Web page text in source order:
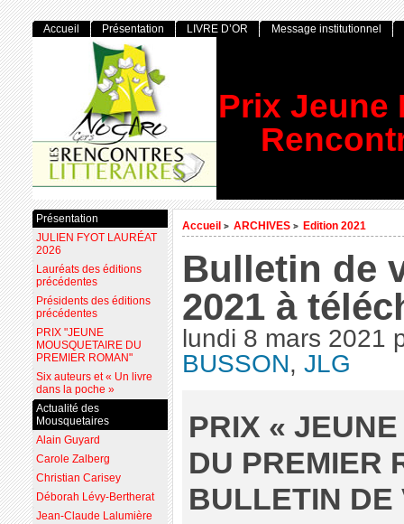
Prix Jeune
Accueil > ARCHIVES > Edition 2021
Bulletin de
2021 à
lundi 8 mars 2021
BUSSON, JLG
PRIX «
DU PREMIER
BULLETIN DE
Accueil Présentation LIVRE D’OR Message institutionnel
Présentation
JULIEN FYOT LAURÉAT
2026
Lauréats des éditions
précédentes
Présidents des éditions
précédentes
PRIX "JEUNE
MOUSQUETAIRE DU
PREMIER ROMAN"
Six auteurs et « Un livre
dans la poche »
Actualité des
Mousquetaires
Alain Guyard
Carole Zalberg
Christian Carisey
Déborah Lévy-Bertherat
Jean-Claude Lalumière